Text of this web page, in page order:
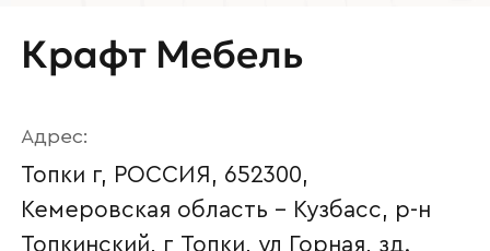
Крафт Мебель
Адрес:
Топки г, РОССИЯ, 652300,
Кемеровская область - Кузбасс, р-н
Топкинский, г Топки, ул Горная, зд.